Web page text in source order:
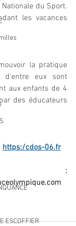
ESCOFFIER
Nationale du Sport.
les vacances
la pratique
d'entre eux sont
aux enfants de 4
des éducateurs
https:/cdos-06.fr
: